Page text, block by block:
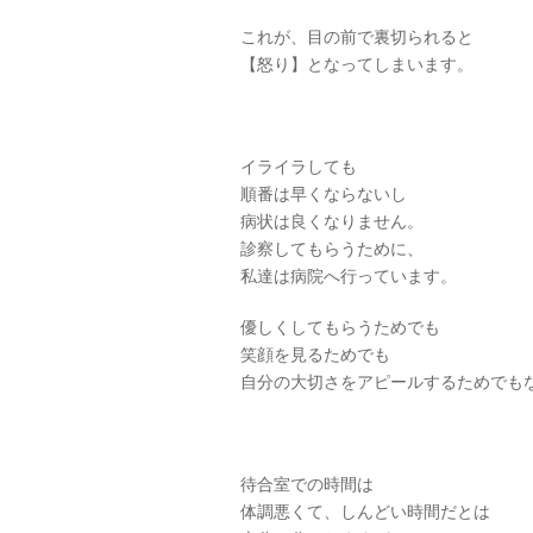
これが、目の前で裏切られると
【怒り】となってしまいます。
イライラしても
順番は早くならないし
病状は良くなりません。
診察してもらうために、
私達は病院へ行っています。
優しくしてもらうためでも
笑顔を見るためでも
自分の大切さをアピールするためでも
待合室での時間は
体調悪くて、しんどい時間だとは